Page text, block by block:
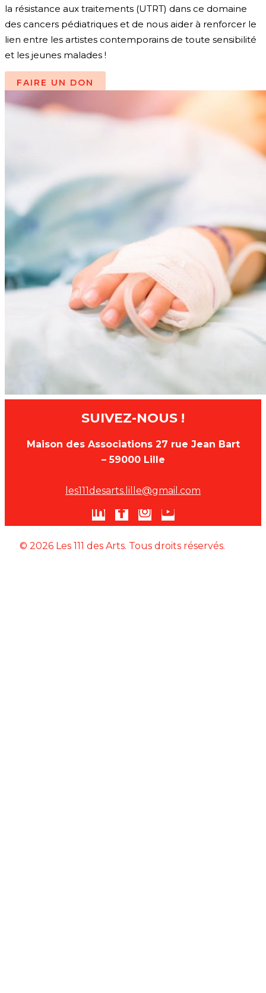
la résistance aux traitements (UTRT) dans ce domaine
des cancers pédiatriques et de nous aider à renforcer le
lien entre les artistes contemporains de toute sensibilité
et les jeunes malades !
FAIRE UN DON
SUIVEZ-NOUS !
Maison des Associations 27 rue Jean Bart
– 59000 Lille
les111desarts.lille@gmail.com
© 2026 Les 111 des Arts. Tous droits réservés.